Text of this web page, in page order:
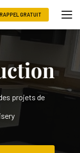
RAPPEL GRATUIT
projets de